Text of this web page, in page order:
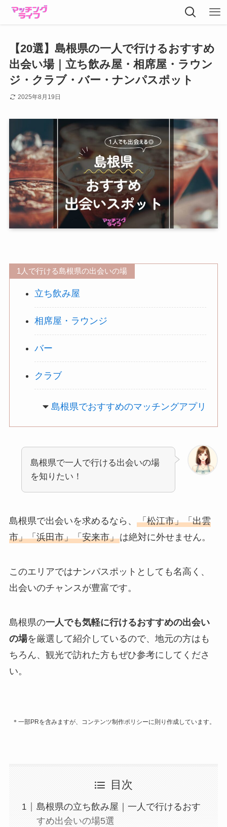
【20選】島根県の一人で行けるおすすめ
出会い場｜立ち飲み屋・相席屋・ラウン
ジ・クラブ・バー・ナンパスポット
2025年8月19日
1人で行ける島根県の出会いの場
立ち飲み屋
相席屋・ラウンジ
バー
クラブ
島根県でおすすめのマッチングアプリ
島根県で一人で行ける出会いの場
を知りたい！
島根県で出会いを求めるなら、 「松江市」「出雲
市」「浜田市」「安来市」は絶対に外せません。
このエリアではナンパスポットとしても名高く、
出会いのチャンスが豊富です。
島根県の一人でも気軽に行けるおすすめの出会い
の場を厳選して紹介しているので、地元の方はも
ちろん、観光で訪れた方もぜひ参考にしてくださ
い。
＊一部PRを含みますが、コンテンツ制作ポリシーに則り作成しています。
目次
島根県の立ち飲み屋｜一人で行けるおす
すめ出会いの場5選